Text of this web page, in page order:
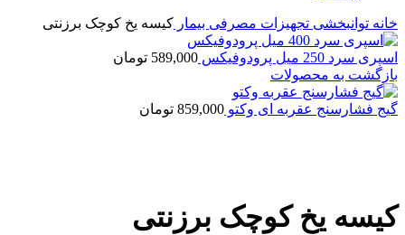
خانه توانبخشی تجهیزات مصرفی بیمار کیسه یخ کوچک برزنتی
اسپری سرد 250 میل پرودوفیکس 589,000 تومان
بازگشت به محصولات
گیج فشارسنج عقربه ای وکتو 859,000 تومان
کیسه یخ کوچک برزنتی